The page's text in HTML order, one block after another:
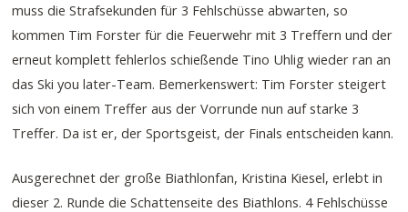
muss die Strafsekunden für 3 Fehlschüsse abwarten, so
kommen Tim Forster für die Feuerwehr mit 3 Treffern und der
erneut komplett fehlerlos schießende Tino Uhlig wieder ran an
das Ski you later-Team. Bemerkenswert: Tim Forster steigert
sich von einem Treffer aus der Vorrunde nun auf starke 3
Treffer. Da ist er, der Sportsgeist, der Finals entscheiden kann.
Ausgerechnet der große Biathlonfan, Kristina Kiesel, erlebt in
dieser 2. Runde die Schattenseite des Biathlons. 4 Fehlschüsse